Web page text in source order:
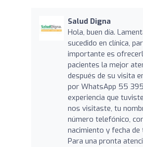
Salud Digna
Hola, buen día.
sucedido en clínica,
importante es
pacientes la mejor
después de su visita
por WhatsApp 55
experiencia que
nos visitaste, tu
número telefónico,
nacimiento y fecha de
Para una pronta